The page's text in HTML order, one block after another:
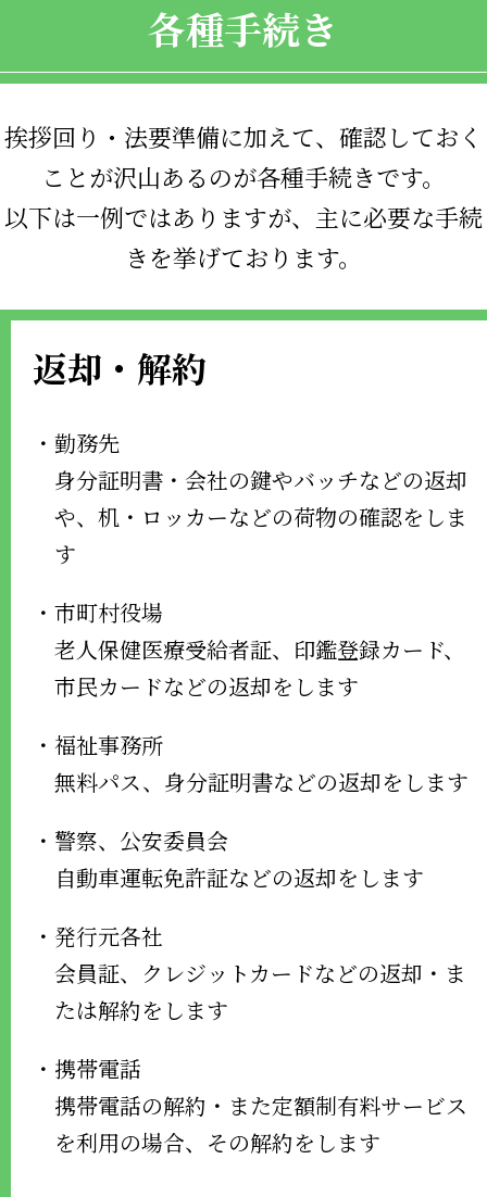
各種手続き
挨拶回り・法要準備に加えて、確認しておく
ことが沢山あるのが各種手続きです。
以下は一例ではありますが、主に必要な手続
きを挙げております。
返却・解約
・勤務先
身分証明書・会社の鍵やバッチなどの返却
や、机・ロッカーなどの荷物の確認をしま
す
・市町村役場
老人保健医療受給者証、印鑑登録カード、
市民カードなどの返却をします
・福祉事務所
無料パス、身分証明書などの返却をします
・警察、公安委員会
自動車運転免許証などの返却をします
・発行元各社
会員証、クレジットカードなどの返却・ま
たは解約をします
・携帯電話
携帯電話の解約・また定額制有料サービス
を利用の場合、その解約をします